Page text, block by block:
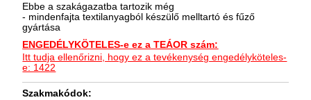
Ebbe a szakágazatba tartozik még
- mindenfajta textilanyagból készülő melltartó és fűző
gyártása
ENGEDÉLYKÖTELES-e ez a TEÁOR szám:
Itt tudja ellenőrizni, hogy ez a tevékenység engedélyköteles-
e: 1422
Szakmakódok: